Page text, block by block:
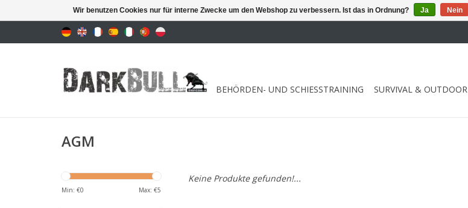
BEHÖRDEN- UND SCHIESSTRAINING SURVIVAL & OUTDOOR
AGM
Min: €0 Max: €5
Keine Produkte gefunden!...
Wir benutzen Cookies nur für interne Zwecke um den Webshop zu verbessern. Ist das in Ordnung? Ja Nein